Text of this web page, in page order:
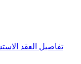
تفاصيل العقد